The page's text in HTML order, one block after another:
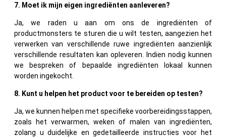
7. Moet ik mijn eigen ingrediënten aanleveren?
Ja, we raden u aan om ons de ingrediënten of
productmonsters te sturen die u wilt testen, aangezien het
verwerken van verschillende ruwe ingrediënten aanzienlijk
verschillende resultaten kan opleveren. Indien nodig kunnen
we bespreken of bepaalde ingrediënten lokaal kunnen
worden ingekocht.
8. Kunt u helpen het product voor te bereiden op testen?
Ja, we kunnen helpen met specifieke voorbereidingsstappen,
zoals het verwarmen, weken of malen van ingrediënten,
zolang u duidelijke en gedetailleerde instructies voor het